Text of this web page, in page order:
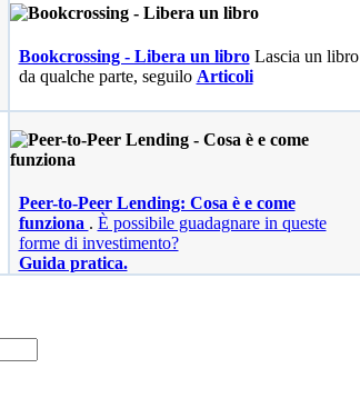
Bookcrossing - Libera un libroLascia un libro
da qualche parte, seguilo Articoli
Peer-to-Peer Lending: Cosa è e come
funziona . È possibile guadagnare in queste
forme di investimento?
Guida pratica.